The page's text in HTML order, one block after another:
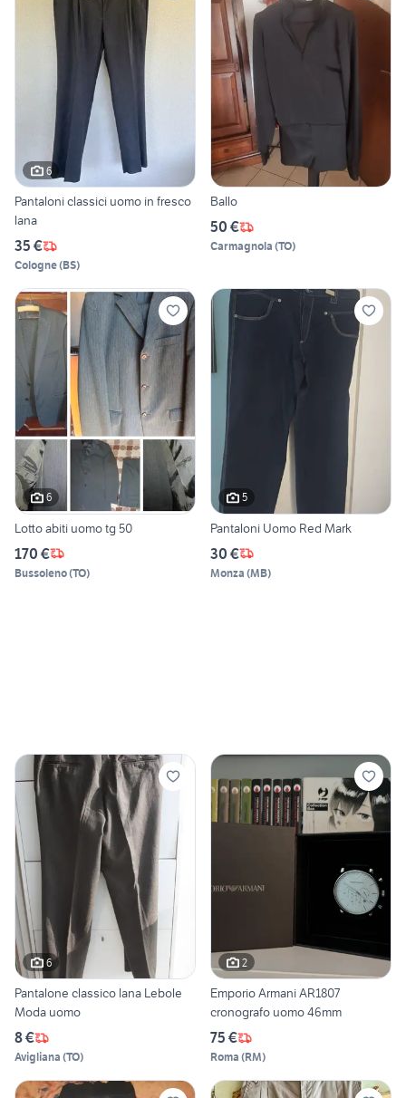
6
Pantaloni classici uomo in fresco
lana
35 €
Cologne(BS)
Ballo
50 €
Carmagnola (TO)
6
Lotto abiti uomo tg 50
170 €
Bussoleno(TO)
5
Pantaloni Uomo Red Mark
30 €
Monza (MB)
6
Pantalone classico lana Lebole
Moda uomo
8 €
Avigliana (TO)
2
Emporio Armani AR1807
cronografo uomo 46mm
75 €
Roma (RM)